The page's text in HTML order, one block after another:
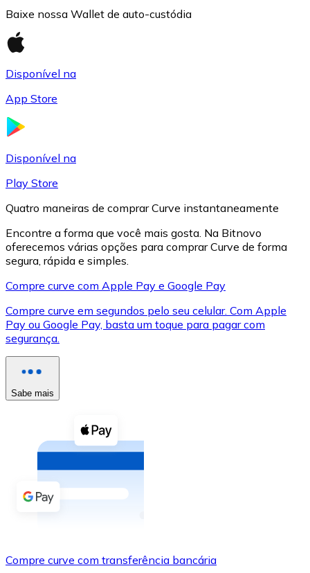
XRP
XRP
Ver tudo
Cupons cripto
Compre criptomoedas com dinheiro e outros
Comprar com dinheiro
Transferência SEPA
Baixe nossa Wallet de auto-custódia
Disponível na
App Store
Disponível na
Play Store
Quatro maneiras de comprar Curve instantaneamente
Encontre a forma que você mais gosta. Na Bitnovo
oferecemos várias opções para comprar Curve de forma
segura, rápida e simples.
Compre curve com Apple Pay e Google Pay
Compre curve em segundos pelo seu celular. Com Apple
Pay ou Google Pay, basta um toque para pagar com
segurança.
Sabe mais
Compre curve com transferência bancária